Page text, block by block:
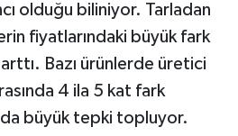
olduğu biliniyor. Tarladan
fiyatlarındaki büyük fark
Bazı ürünlerde üretici
4 ila 5 kat fark
büyük tepki topluyor.